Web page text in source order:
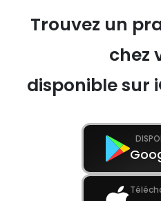
Trouvez un
chez
disponible sur